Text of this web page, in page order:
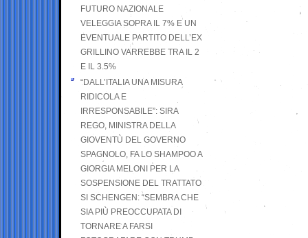
FUTURO NAZIONALE
VELEGGIA SOPRA IL 7% E UN
EVENTUALE PARTITO DELL’EX
GRILLINO VARREBBE TRA IL 2
E IL 3.5%
“DALL’ITALIA UNA MISURA
RIDICOLA E
IRRESPONSABILE”: SIRA
REGO, MINISTRA DELLA
GIOVENTÙ DEL GOVERNO
SPAGNOLO, FA LO SHAMPOO A
GIORGIA MELONI PER LA
SOSPENSIONE DEL TRATTATO
SI SCHENGEN: “SEMBRA CHE
SIA PIÙ PREOCCUPATA DI
TORNARE A FARSI